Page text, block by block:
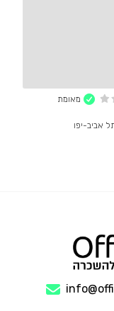
מאומת
אביב-יפו